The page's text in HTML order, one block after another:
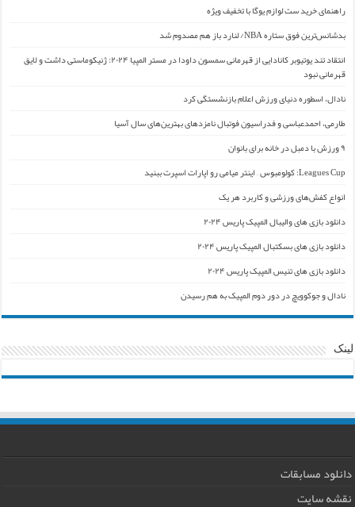
راهنمای خرید ست لوازم یوگا با تخفیف ویژه
بدشانس‌ترین فوق ستاره NBA/ لنارد باز هم مصدوم شد
انتقاد تند یوتیوبر کانادایی از قهرمانی سمسون داودا در مستر المپیا ۲۰۲۴: ژنیکوماستی داشت و لایق
قهرمانی نبود
نادال، اسطوره دنیای ورزش اعلام بازنشستگی کرد
طارمی، احمدعباسی و فدراسیون فوتبال نامزدهای بهترین‌های سال آسیا
۹ ورزش با دمبل در خانه برای بانوان
Leagues Cup: کولومبوس – اینتر میامی رو اپارات اسپرت ببنید
انواع کفش‌های ورزشی و کاربرد هر یک
دانلود بازی های والیبال المپیک پاریس ۲۰۲۴
دانلود بازی های بسکتبال المپیک پاریس ۲۰۲۴
دانلود بازی های تنیس المپیک پاریس ۲۰۲۴
نادال و جوکوویچ در دور دوم المپیک به هم رسیدن
لینک
دانلود مسابقات
نقشه سایت